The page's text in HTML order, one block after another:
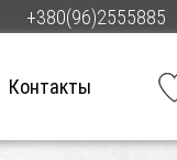
+380(96)2555885
Контакты